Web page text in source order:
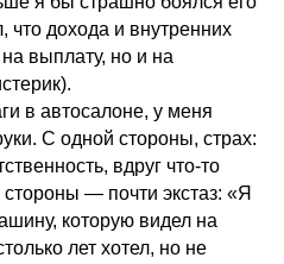
что дохода и внутренних
выплату, но и на
в автосалоне, у меня
С одной стороны, страх:
вдруг что-то
— почти экстаз: «Я
которую видел на
лет хотел, но не